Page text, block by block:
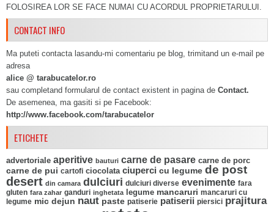
FOLOSIREA LOR SE FACE NUMAI CU ACORDUL PROPRIETARULUI.
CONTACT INFO
Ma puteti contacta lasandu-mi comentariu pe blog, trimitand un e-mail pe
adresa
alice @ tarabucatelor.ro
sau completand formularul de contact existent in pagina de Contact.
De asemenea, ma gasiti si pe Facebook:
http://www.facebook.com/tarabucatelor
ETICHETE
advertoriale aperitive bauturi carne de pasare carne de porc
carne de pui cartofi ciocolata ciuperci cu legume de post
desert din camara dulciuri dulciuri diverse evenimente fara
gluten fara zahar ganduri inghetata legume mancaruri mancaruri cu
legume mic dejun naut paste patiserie patiserii piersici prajitura